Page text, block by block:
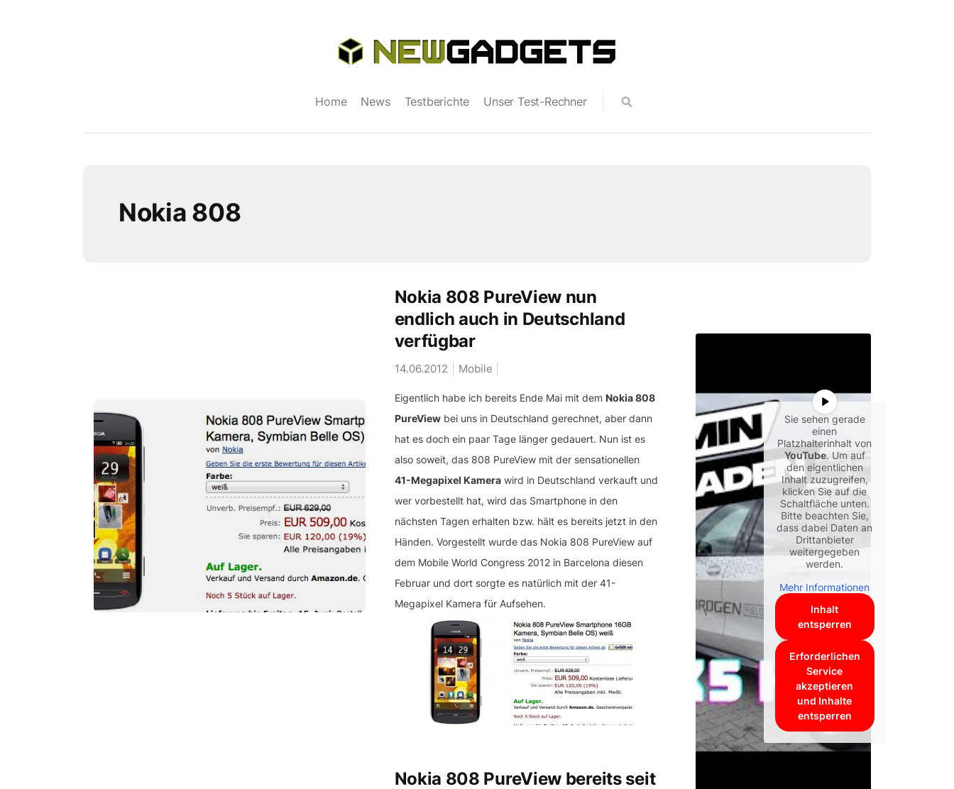
Home News Testberichte Unser Test-Rechner
Nokia 808
Nokia 808 PureView nun
endlich auch in Deutschland
verfügbar
14.06.2012 Mobile
Eigentlich habe ich bereits Ende Mai mit dem Nokia 808
PureViewbei uns in Deutschland gerechnet, aber dann
hat es doch ein paar Tage länger gedauert. Nun ist es
also soweit, das 808 PureView mit der sensationellen
41-Megapixel Kamerawird in Deutschland verkauft und
wer vorbestellt hat, wird das Smartphone in den
nächsten Tagen erhalten bzw. hält es bereits jetzt in den
Händen. Vorgestellt wurde das Nokia 808 PureView auf
dem Mobile World Congress 2012 in Barcelona diesen
Februar und dort sorgte es natürlich mit der 41-
Megapixel Kamera für Aufsehen.
Nokia 808 PureView bereits seit
Sie sehen gerade
einen
Platzhalterinhalt von
YouTube. Um auf
den eigentlichen
Inhalt zuzugreifen,
klicken Sie auf die
Schaltfläche unten.
Bitte beachten Sie,
dass dabei Daten an
Drittanbieter
weitergegeben
werden.
Mehr Informationen
Inhalt
entsperren
Erforderlichen
Service
akzeptieren
und Inhalte
entsperren